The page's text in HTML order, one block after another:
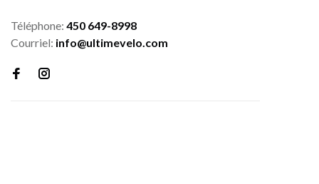
Téléphone: 450 649-8998
Courriel: info@ultimevelo.com